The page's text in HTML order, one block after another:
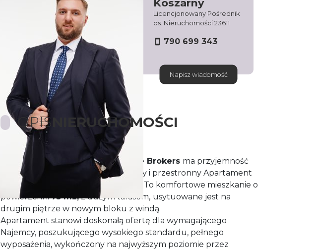
Koszarny
Licencjonowany Pośrednik
ds. Nieruchomości 23611
790 699 343
Napisz wiadomość
OPIS NIERUCHOMOŚCI
Biuro NieruchomościDream House Brokers ma przyjemność
zaprezentować Państwu nowy, jasny i przestronny Apartament
na wynajem przy
ulicy Lubelskiej. To komfortowe mieszkanie o
powierzchni75m2,z dużym tarasem, usytuowane jest na
drugim piętrze w nowym bloku z windą.
Apartament stanowi doskonałą ofertę dla wymagającego
Najemcy, poszukującego wysokiego standardu, pełnego
wyposażenia, wykończony na najwyższym poziomie przez